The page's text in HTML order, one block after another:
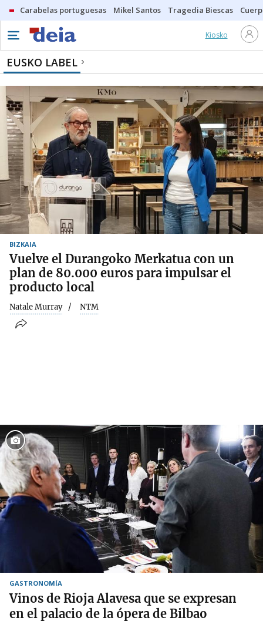
Carabelas portuguesas Mikel Santos Tragedia Biescas
Kiosko
EUSKO LABEL
BIZKAIA
Vuelve el Durangoko Merkatua con un
plan de 80.000 euros para impulsar el
producto local
Natale Murray NTM
GASTRONOMÍA
Vinos de Rioja Alavesa que se expresan
en el palacio de la ópera de Bilbao